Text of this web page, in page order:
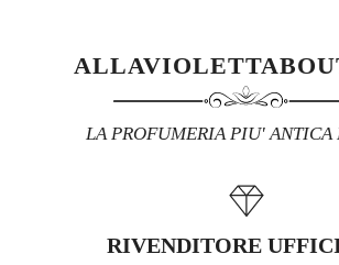
LA PROFUMERIA PIU' ANTICA
RIVENDITORE